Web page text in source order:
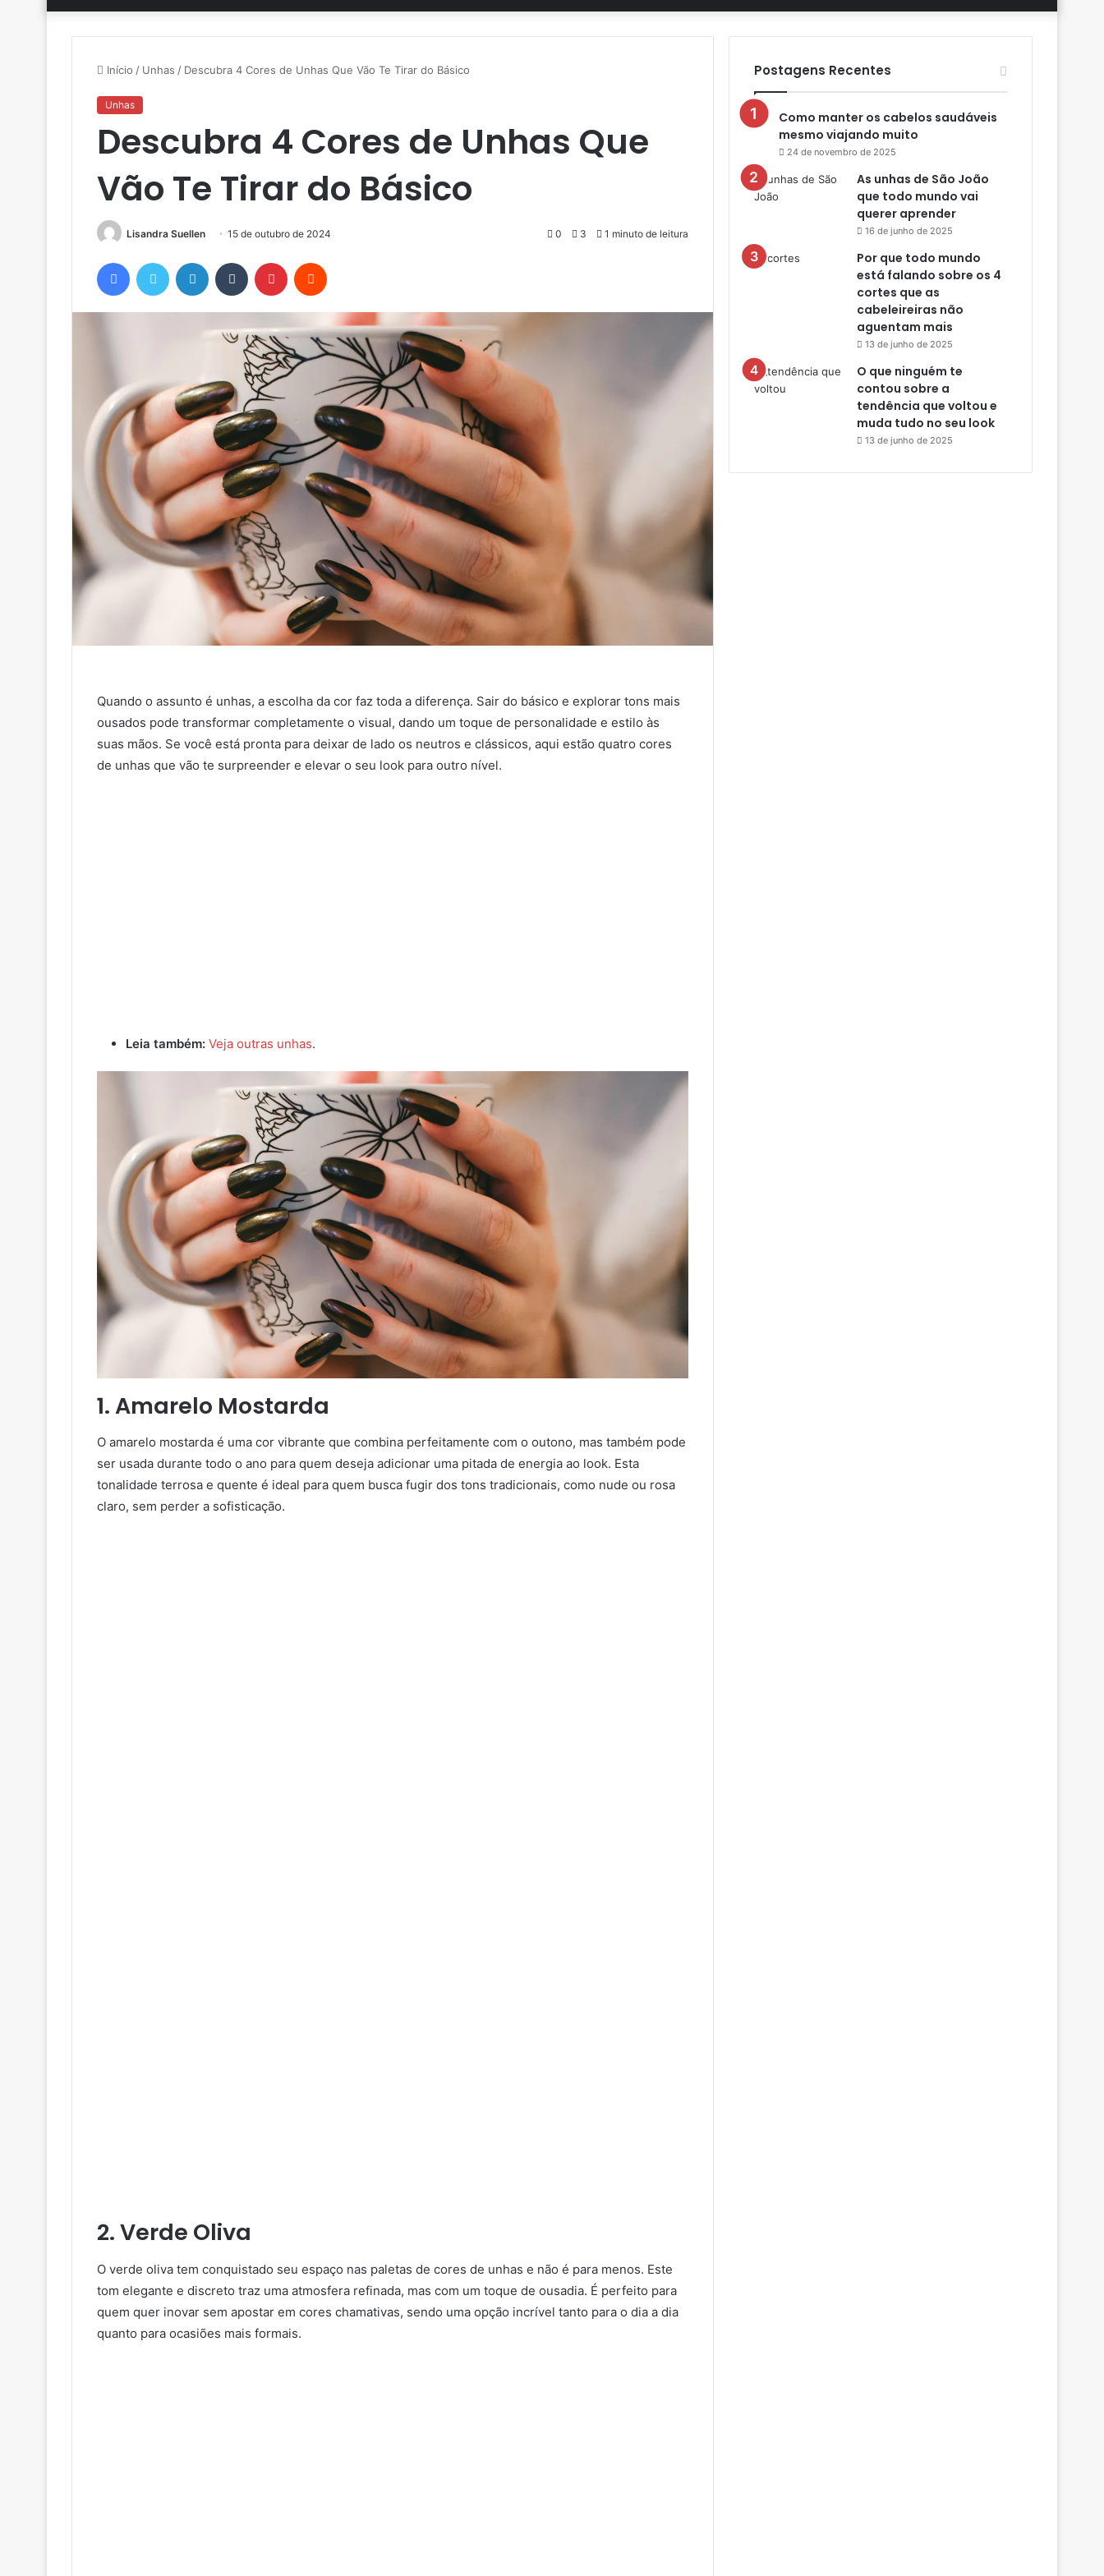
por
skin
aleatório
Início / Unhas / Descubra 4 Cores de Unhas Que Vão Te Tirar do Básico
Unhas
Descubra 4 Cores de Unhas Que
Vão Te Tirar do Básico
Lisandra Suellen 15 de outubro de 2024 0 3 1 minuto de leitura
FacebookTwitter Linkedin Tumblr Pinterest
Quando o assunto é unhas, a escolha da cor faz toda a diferença. Sair do básico e explorar tons mais
ousados pode transformar completamente o visual, dando um toque de personalidade e estilo às
suas mãos. Se você está pronta para deixar de lado os neutros e clássicos, aqui estão quatro cores
de unhas que vão te surpreender e elevar o seu look para outro nível.
Leia também: Veja outras unhas.
1. Amarelo Mostarda
O amarelo mostarda é uma cor vibrante que combina perfeitamente com o outono, mas também pode
ser usada durante todo o ano para quem deseja adicionar uma pitada de energia ao look. Esta
tonalidade terrosa e quente é ideal para quem busca fugir dos tons tradicionais, como nude ou rosa
claro, sem perder a sofisticação.
2. Verde Oliva
O verde oliva tem conquistado seu espaço nas paletas de cores de unhas e não é para menos. Este
tom elegante e discreto traz uma atmosfera refinada, mas com um toque de ousadia. É perfeito para
quem quer inovar sem apostar em cores chamativas, sendo uma opção incrível tanto para o dia a dia
quanto para ocasiões mais formais.
Postagens Recentes
Como manter os cabelos saudáveis
mesmo viajando muito
24 de novembro de 2025
As unhas de São João
que todo mundo vai
querer aprender
16 de junho de 2025
Por que todo mundo
está falando sobre os 4
cortes que as
cabeleireiras não
aguentam mais
13 de junho de 2025
O que ninguém te
contou sobre a
tendência que voltou e
muda tudo no seu look
13 de junho de 2025